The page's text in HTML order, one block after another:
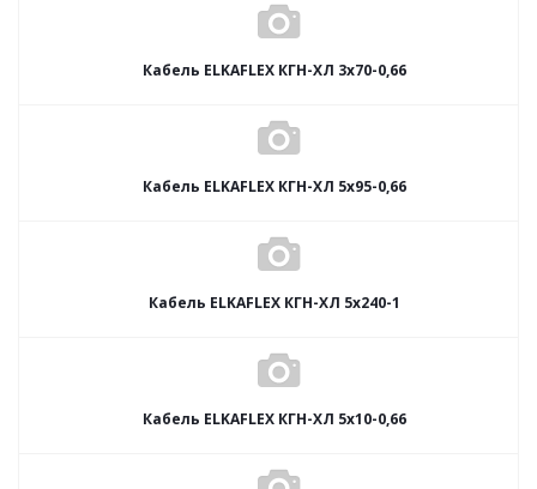
Кабель ELKAFLEX КГН-ХЛ 3x70-0,66
Кабель ELKAFLEX КГН-ХЛ 5x95-0,66
Кабель ELKAFLEX КГН-ХЛ 5x240-1
Кабель ELKAFLEX КГН-ХЛ 5x10-0,66